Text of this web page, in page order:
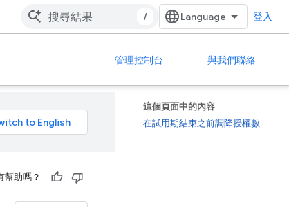
/ 登入
管理控制台 與我們聯絡
這個頁面中的內容
在試用期結束之前調降授權數
幫助嗎？